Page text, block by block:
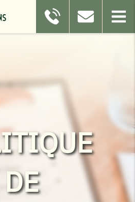
DE